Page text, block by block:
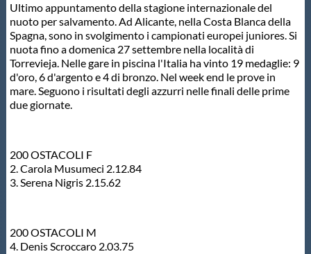
GUG
Scuole Nuoto
Propaganda
Area Legislativa
Protezione Civile
Ultimo appuntamento della stagione internazionale del
nuoto per salvamento. Ad Alicante, nella Costa Blanca della
Spagna, sono in svolgimento i campionati europei juniores. Si
nuota fino a domenica 27 settembre nella località di
Torrevieja. Nelle gare in piscina l'Italia ha vinto 19 medaglie: 9
d'oro, 6 d'argento e 4 di bronzo. Nel week end le prove in
mare. Seguono i risultati degli azzurri nelle finali delle prime
due giornate.
200 OSTACOLI F
2. Carola Musumeci 2.12.84
3. Serena Nigris 2.15.62
200 OSTACOLI M
4. Denis Scroccaro 2.03.75